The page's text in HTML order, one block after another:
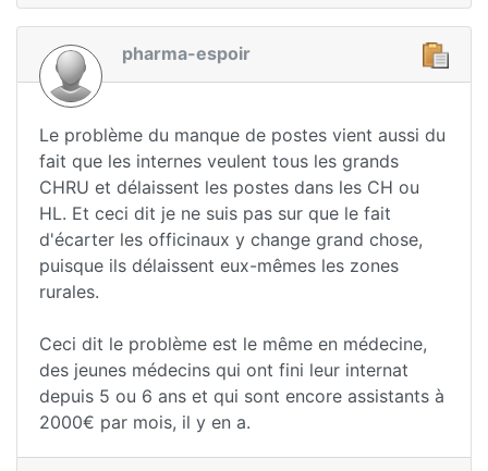
pharma-espoir
Le problème du manque de postes vient aussi du
fait que les internes veulent tous les grands
CHRU et délaissent les postes dans les CH ou
HL. Et ceci dit je ne suis pas sur que le fait
d'écarter les officinaux y change grand chose,
puisque ils délaissent eux-mêmes les zones
rurales.
Ceci dit le problème est le même en médecine,
des jeunes médecins qui ont fini leur internat
depuis 5 ou 6 ans et qui sont encore assistants à
2000€ par mois, il y en a.